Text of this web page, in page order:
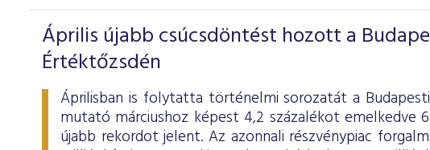
Április újabb csúcsdöntést hozott a
Értéktőzsdén
Áprilisban is folytatta történelmi sorozatát a
mutató márciushoz képest 4,2 százalékot emelkedve
újabb rekordot jelent. Az azonnali részvénypiac